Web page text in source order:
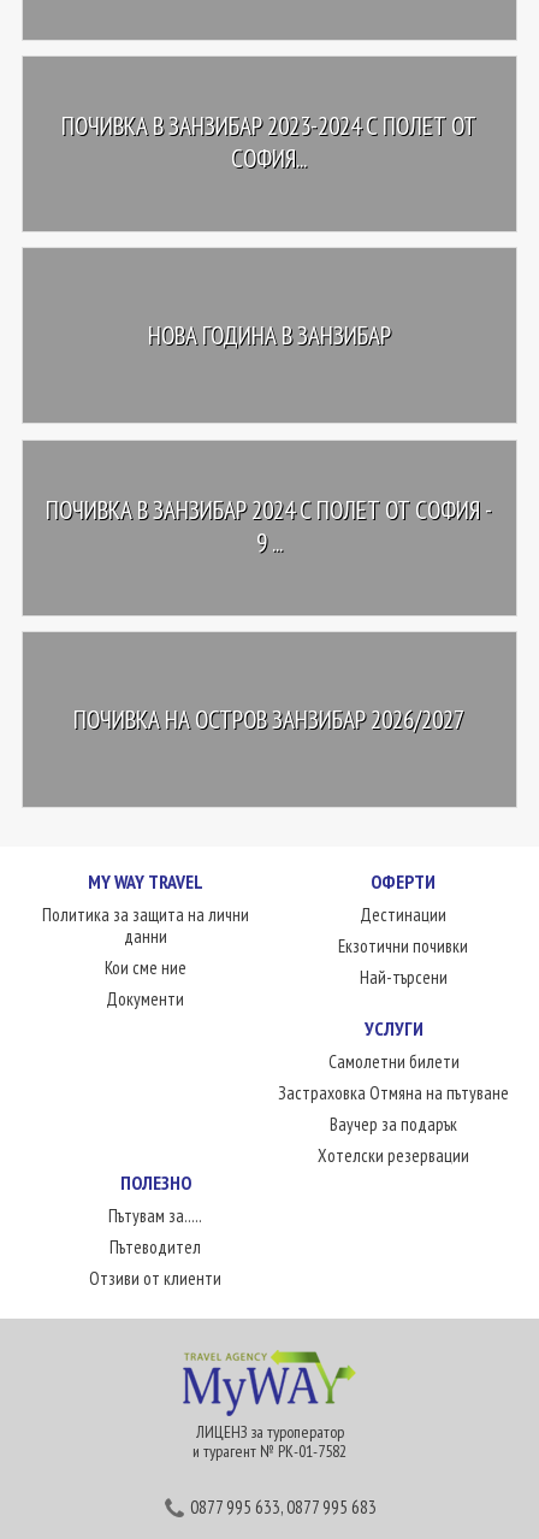
ПОЧИВКА В ЗАНЗИБАР 2023-2024 С ПОЛЕТ ОТ
СОФИЯ...
НОВА ГОДИНА В ЗАНЗИБАР
ПОЧИВКА В ЗАНЗИБАР 2024 С ПОЛЕТ ОТ СОФИЯ -
9 ...
ПОЧИВКА НА ОСТРОВ ЗАНЗИБАР 2026/2027
MY WAY TRAVEL
Политика за защита на лични
данни
Кои сме ние
Документи
ОФЕРТИ
Дестинации
Екзотични почивки
Най-търсени
УСЛУГИ
Самолетни билети
Застраховка Отмяна на пътуване
Ваучер за подарък
Хотелски резервации
ПОЛЕЗНО
Пътувам за.....
Пътеводител
Отзиви от клиенти
ЛИЦЕНЗ за туроператор
и турагент № РК-01-7582
0877 995 633,0877 995 683